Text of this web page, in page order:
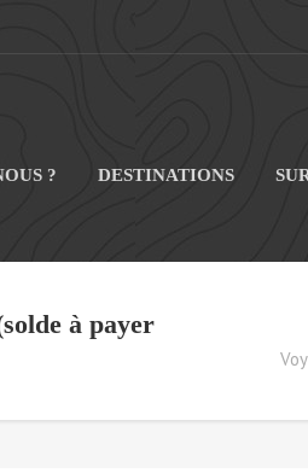
? DESTINATIONS
à payer